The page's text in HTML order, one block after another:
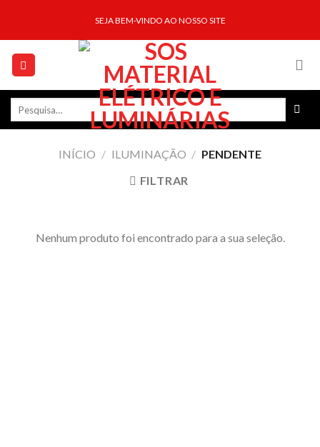
content
SEJA BEM-VINDO AO NOSSO SITE
INÍCIO / ILUMINAÇÃO / PENDENTE
FILTRAR
Nenhum produto foi encontrado para a sua seleção.